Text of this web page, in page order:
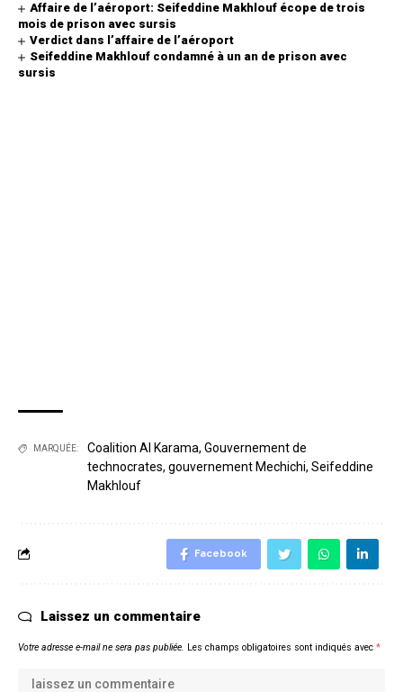
Affaire de l’aéroport: Seifeddine Makhlouf écope de trois
mois de prison avec sursis
Verdict dans l’affaire de l’aéroport
Seifeddine Makhlouf condamné à un an de prison avec
sursis
MARQUÉE: Coalition Al Karama, Gouvernement de
technocrates, gouvernement Mechichi, Seifeddine
Makhlouf
Facebook
Laissez un commentaire
Votre adresse e-mail ne sera pas publiée. Les champs obligatoires sont indiqués avec *